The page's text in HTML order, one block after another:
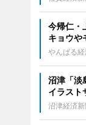
今帰仁・
キョウや
やんばる
沼津「淡
イラスト
沼津経済新